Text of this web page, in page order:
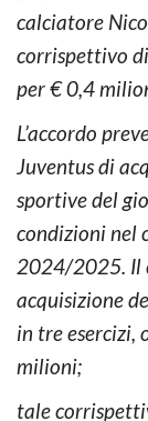
calciatore
corrispettivo
per € 0,4
L’accordo
Juventus di
sportive del
condizioni nel
2024/2025. Il
acquisizione
in tre esercizi,
milioni;
tale